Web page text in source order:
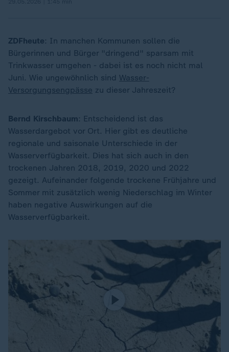
ZDFheute: In manchen Kommunen sollen die
Bürgerinnen und Bürger "dringend" sparsam mit
Trinkwasser umgehen - dabei ist es noch nicht mal
Juni. Wie ungewöhnlich sind Wasser-
Versorgungsengpässe zu dieser Jahreszeit?
Bernd Kirschbaum: Entscheidend ist das
Wasserdargebot vor Ort. Hier gibt es deutliche
regionale und saisonale Unterschiede in der
Wasserverfügbarkeit. Dies hat sich auch in den
trockenen Jahren 2018, 2019, 2020 und 2022
gezeigt. Aufeinander folgende trockene Frühjahre und
Sommer mit zusätzlich wenig Niederschlag im Winter
haben negative Auswirkungen auf die
Wasserverfügbarkeit.